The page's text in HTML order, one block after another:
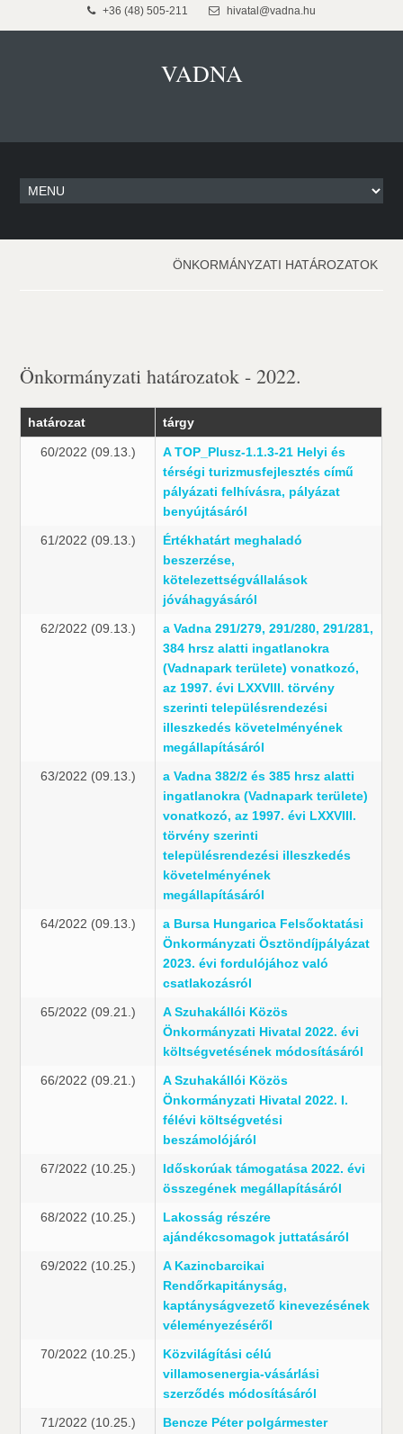
+36 (48) 505-211 hivatal@vadna.hu
VADNA
ÖNKORMÁNYZATI HATÁROZATOK
Önkormányzati határozatok - 2022.
határozat tárgy
60/2022 (09.13.)
A TOP_Plusz-1.1.3-21 Helyi és
térségi turizmusfejlesztés című
pályázati felhívásra, pályázat
benyújtásáról
61/2022 (09.13.)
Értékhatárt meghaladó
beszerzése,
kötelezettségvállalások
jóváhagyásáról
62/2022 (09.13.)
a Vadna 291/279, 291/280, 291/281,
384 hrsz alatti ingatlanokra
(Vadnapark területe) vonatkozó,
az 1997. évi LXXVIII. törvény
szerinti településrendezési
illeszkedés követelményének
megállapításáról
63/2022 (09.13.)
a Vadna 382/2 és 385 hrsz alatti
ingatlanokra (Vadnapark területe)
vonatkozó, az 1997. évi LXXVIII.
törvény szerinti
településrendezési illeszkedés
követelményének
megállapításáról
64/2022 (09.13.)
a Bursa Hungarica Felsőoktatási
Önkormányzati Ösztöndíjpályázat
2023. évi fordulójához való
csatlakozásról
65/2022 (09.21.)
A Szuhakállói Közös
Önkormányzati Hivatal 2022. évi
költségvetésének módosításáról
66/2022 (09.21.)
A Szuhakállói Közös
Önkormányzati Hivatal 2022. I.
félévi költségvetési
beszámolójáról
67/2022 (10.25.)
Időskorúak támogatása 2022. évi
összegének megállapításáról
68/2022 (10.25.)
Lakosság részére
ajándékcsomagok juttatásáról
69/2022 (10.25.)
A Kazincbarcikai
Rendőrkapitányság,
kaptányságvezető kinevezésének
véleményezéséről
70/2022 (10.25.)
Közvilágítási célú
villamosenergia-vásárlási
szerződés módosításáról
71/2022 (10.25.)
Bencze Péter polgármester